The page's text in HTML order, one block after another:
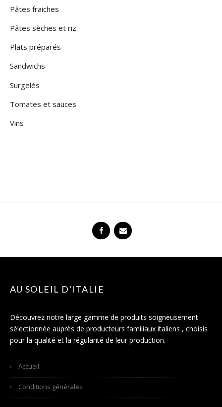
Pâtes fraiches
Pâtes sèches et riz
Plats préparés
Sandwichs
Surgelés
Tomates et sauces
Vins
AU SOLEIL D'ITALIE
Découvrez notre large gamme de produits soigneusement
sélectionnée auprès de producteurs familiaux italiens , choisis
pour la qualité et la régularité de leur production.
Accueil
Conditions générales